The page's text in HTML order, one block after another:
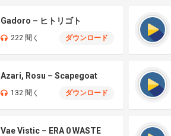
Gadoro – ヒトリゴト
222 聞く ダウンロード
Azari, Rosu – Scapegoat
132 聞く ダウンロード
Vae Vistic – ERA 0 WASTE